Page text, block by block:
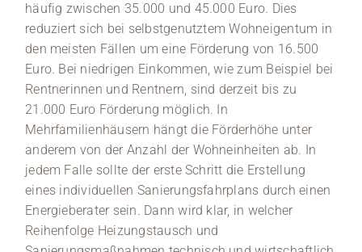
häufig zwischen 35.000 und 45.000 Euro. Dies
reduziert sich bei selbstgenutztem Wohneigentum in
den meisten Fällen um eine Förderung von 16.500
Euro. Bei niedrigen Einkommen, wie zum Beispiel bei
Rentnerinnen und Rentnern, sind derzeit bis zu
21.000 Euro Förderung möglich. In
Mehrfamilienhäusern hängt die Förderhöhe unter
anderem von der Anzahl der Wohneinheiten ab. In
jedem Falle sollte der erste Schritt die Erstellung
eines individuellen Sanierungsfahrplans durch einen
Energieberater sein. Dann wird klar, in welcher
Reihenfolge Heizungstausch und